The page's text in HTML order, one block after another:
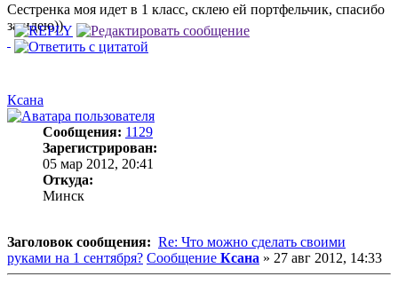
Сестренка моя идет в 1 класс, склею ей портфельчик, спасибо
за идею))
Ксана
Сообщения: 1129
Зарегистрирован:
05 мар 2012, 20:41
Откуда:
Минск
Заголовок сообщения: Re: Что можно сделать своими
руками на 1 сентября? Сообщение Ксана » 27 авг 2012, 14:33